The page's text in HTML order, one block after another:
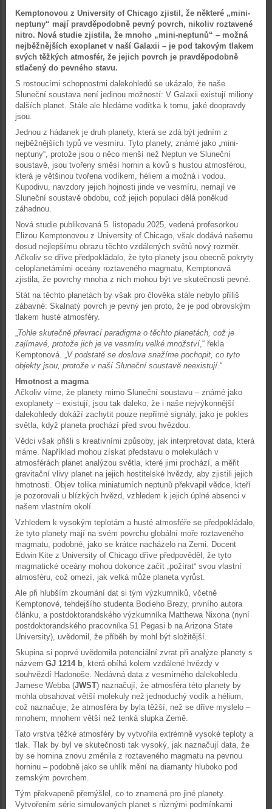
Kemptonovou z University of Chicago zjistil, že některé „mini-
neptuny“ mají pravděpodobně pevný povrch, nikoliv roztavené
nitro. Nová studie zjistila, že mnoho „mini-neptunů“ – možná
nejběžnějších exoplanet v naší Galaxii – je pod takovým tlakem
svých těžkých atmosfér, že jejich povrch je pravděpodobně
stlačený do pevného stavu.
S rostoucími schopnostmi dalekohledů se ukázalo, že naše
Sluneční soustava není jedinou možností: V Galaxii existují miliony
dalších planet. Stále ale hledáme vodítka k tomu, jaké doopravdy
jsou.
Jednou z hádanek je druh planety, která se zdá být jedním z
nejběžnějších typů ve vesmíru. Tyto planety, známé jako „mini-
neptuny“, protože jsou o něco menší než Neptun ve Sluneční
soustavě, jsou tvořeny směsí hornin a kovů s hustou atmosférou,
která je většinou tvořena vodíkem, héliem a možná i vodou.
Kupodivu, navzdory jejich hojnosti jinde ve vesmíru, nemají ve
Sluneční soustavě obdobu, což jejich populaci dělá poněkud
záhadnou.
Nová studie publikovaná 5. listopadu 2025, vedená profesorkou
Elizou Kemptonovou z University of Chicago, však dodává našemu
dosud nejlepšímu obrazu těchto vzdálených světů nový rozměr.
Ačkoliv se dříve předpokládalo, že tyto planety jsou obecně pokryty
celoplanetárními oceány roztaveného magmatu, Kemptonová
zjistila, že povrchy mnoha z nich mohou být ve skutečnosti pevné.
Stát na těchto planetách by však pro člověka stále nebylo příliš
zábavné: Skalnatý povrch je pevný jen proto, že je pod obrovským
tlakem husté atmosféry.
„Tohle skutečně převrací paradigma o těchto planetách, což je
zajímavé, protože jich je ve vesmíru velké množství,“ řekla
Kemptonová. „V podstatě se doslova snažíme pochopit, co tyto
objekty jsou, protože v naší Sluneční soustavě neexistují.“
Hmotnost a magma
Ačkoliv víme, že planety mimo Sluneční soustavu – známé jako
exoplanety – existují, jsou tak daleko, že i naše nejvýkonnější
dalekohledy dokáží zachytit pouze nepřímé signály, jako je pokles
světla, když planeta prochází před svou hvězdou.
Vědci však přišli s kreativními způsoby, jak interpretovat data, která
máme. Například mohou získat představu o molekulách v
atmosférách planet analýzou světla, které jimi prochází, a měřit
gravitační vlivy planet na jejich hostitelské hvězdy, aby zjistili jejich
hmotnosti. Objev tolika miniaturních neptunů překvapil vědce, kteří
je pozorovali u blízkých hvězd, vzhledem k jejich úplné absenci v
našem vlastním okolí.
Vzhledem k vysokým teplotám a husté atmosféře se předpokládalo,
že tyto planety mají na svém povrchu globální moře roztaveného
magmatu, podobné, jako se krátce nacházelo na Zemi. Docent
Edwin Kite z University of Chicago dříve předpověděl, že tyto
magmatické oceány mohou dokonce začít „požírat“ svou vlastní
atmosféru, což omezí, jak velká může planeta vyrůst.
Ale při hlubším zkoumání dat si tým výzkumníků, včetně
Kemptonové, tehdejšího studenta Bodieho Brezy, prvního autora
článku, a postdoktorandského výzkumníka Matthewa Nixona (nyní
postdoktorandského pracovníka 51 Pegasi b na Arizona State
University), uvědomil, že příběh by mohl být složitější.
Skupina si poprvé uvědomila potenciální zvrat při analýze planety s
názvem GJ 1214 b, která obíhá kolem vzdálené hvězdy v
souhvězdí Hadonoše. Nedávná data z vesmírného dalekohledu
Jamese Webba (JWST) naznačují, že atmosféra této planety by
mohla obsahovat větší molekuly než jednoduchý vodík a hélium,
což naznačuje, že atmosféra by byla těžší, než se dříve myslelo –
mnohem, mnohem větší než tenká slupka Země.
Tato vrstva těžké atmosféry by vytvořila extrémně vysoké teploty a
tlak. Tlak by byl ve skutečnosti tak vysoký, jak naznačují data, že
by se hornina znovu změnila z roztaveného magmatu na pevnou
horninu – podobně jako se uhlík mění na diamanty hluboko pod
zemským povrchem.
Tým překvapeně přemýšlel, co to znamená pro jiné planety.
Vytvořením série simulovaných planet s různými podmínkami